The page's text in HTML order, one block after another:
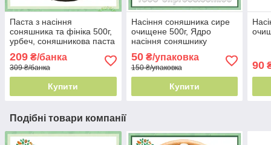
Паста з насіння
соняшника та фініка 500г,
урбеч, соняшникова паста
209 ₴/банка
309 ₴/банка
Купити
Насіння соняшника сире
очищене 500г, Ядро
насіння соняшнику
50₴/упаковка
150 ₴/упаковка
Купити
90
Подібні товари компанії